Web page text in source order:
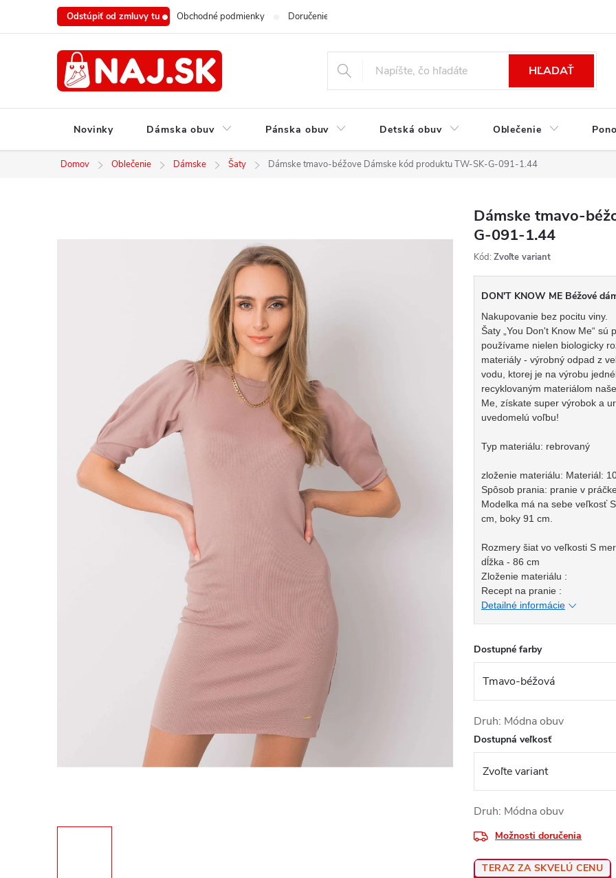
Odstúpiť od zmluvy tu Obchodné podmienky Doručenie a platba
HĽADAŤ
Novinky Dámska obuv Pánska obuv Detská obuv Oblečenie
Domov Oblečenie Dámske Šaty Dámske tmavo-béžove Dámske kód produktu TW-SK-G-091-1.44
Dámske tmavo-
G-091-1.44
Kód: Zvoľte variant
DON'T KNOW ME Béžové
Nakupovanie bez pocitu viny.
Šaty „You Don't Know Me“
používame nielen biologicky
materiály - výrobný odpad z
vodu, ktorej je na výrobu
recyklovaným materiálom
Me, získate super výrobok a
uvedomelú voľbu!
Typ materiálu: rebrovaný
zloženie materiálu: Materiál:
Spôsob prania: pranie v
Modelka má na sebe veľkosť
cm, boky 91 cm.
Rozmery šiat vo veľkosti S
dĺžka - 86 cm
Zloženie materiálu :
Recept na pranie :
Detailné informácie
Dostupné farby
Druh: Módna obuv
Dostupná veľkosť
Druh: Módna obuv
Možnosti doručenia
TERAZ ZA SKVELÚ CENU